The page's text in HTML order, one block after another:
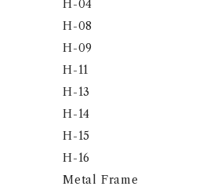
H-04
H-08
H-09
H-11
H-13
H-14
H-15
H-16
Metal Frame